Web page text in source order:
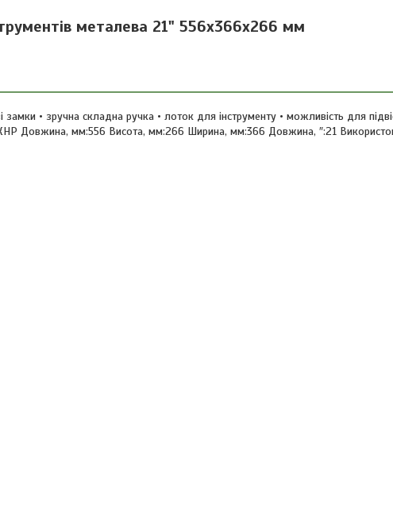
металева 21" 556х366х266 мм
• зручна складна ручка • лоток для інструменту • можливість для
Довжина, мм:556 Висота, мм:266 Ширина, мм:366 Довжина, ″:21